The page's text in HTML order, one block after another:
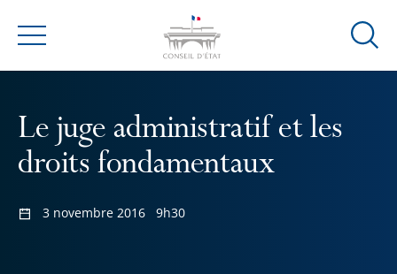
Menu
Ouvrir
Le juge administratif et les
droits fondamentaux
3 novembre 2016 9h30